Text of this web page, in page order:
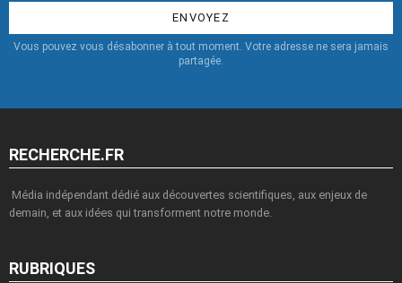
Vous pouvez vous désabonner à tout moment. Votre adresse ne sera jamais
partagée.
RECHERCHE.FR
Média indépendant dédié aux découvertes scientifiques, aux enjeux de
demain, et aux idées qui transforment notre monde.
RUBRIQUES